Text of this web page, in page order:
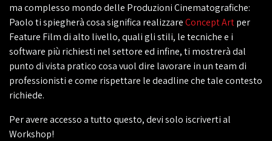
ma complesso mondo delle Produzioni Cinematografiche:
Paolo ti spiegherà cosa significa realizzareConcept Artper
Feature Film di alto livello, quali gli stili, le tecniche e i
software più richiesti nel settore ed infine, ti mostrerà dal
punto di vista pratico cosa vuol dire lavorare in un team di
professionisti e come rispettare le deadline che tale contesto
richiede.
Per avere accesso a tutto questo, devi solo iscriverti al
Workshop!